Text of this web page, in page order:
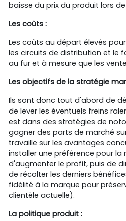
baisse du prix du produit lors
Les coûts :
Les coûts au départ élevés
les circuits de distribution et le
au fur et à mesure que les
Les objectifs de la stratégie
Ils sont donc tout d'abord de
de lever les éventuels freins
est dans des stratégies de
gagner des parts de marché
travaille sur les avantages
installer une préférence pour la
d'augmenter le profit, puis de
de récolter les derniers
fidélité à la marque pour
clientèle actuelle).
La politique produit :